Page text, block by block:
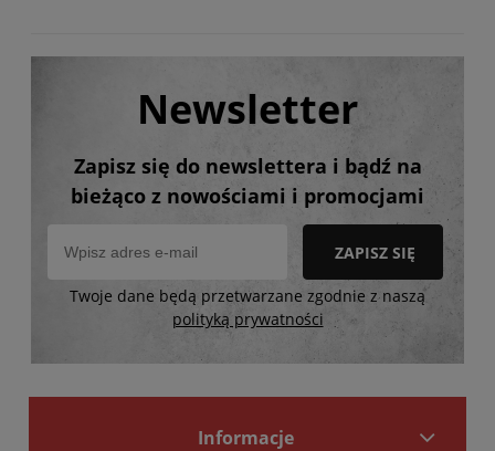
Newsletter
Zapisz się do newslettera i bądź na
bieżąco z nowościami i promocjami
ZAPISZ SIĘ
Twoje dane będą przetwarzane zgodnie z naszą
polityką prywatności
Informacje